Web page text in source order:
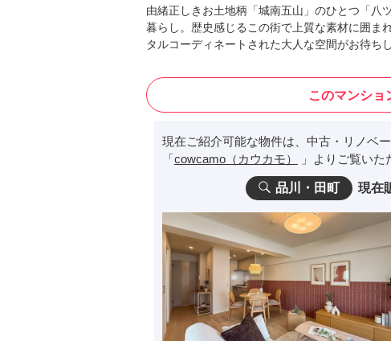
由緒正しきお土地柄「城南五山」のひとつ「八
暮らし。歴史感じるこの街で上質な素材に囲ま
タルコーディネートされた大人な空間がお待ち
このマンショ
現在ご紹介可能な物件は、中古・リノベ
「cowcamo（カウカモ） 」よりご覧いた
品川・田町 現在